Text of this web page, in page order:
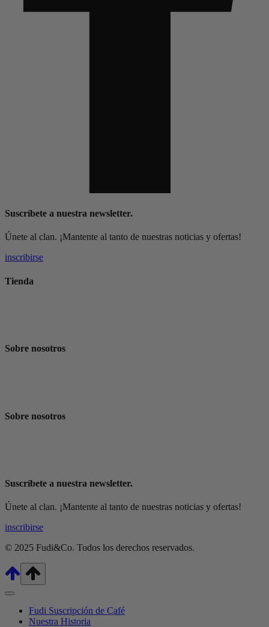
Suscríbete a nuestra newsletter.
Únete al clan. ¡Mantente al tanto de nuestras noticias y ofertas!
inscribirse
Tienda
Sobre nosotros
Sobre nosotros
Suscríbete a nuestra newsletter.
Únete al clan. ¡Mantente al tanto de nuestras noticias y ofertas!
inscribirse
© 2025 Fudi&Co. Todos los derechos reservados.
Fudi Suscripción de Café
Nuestra Historia